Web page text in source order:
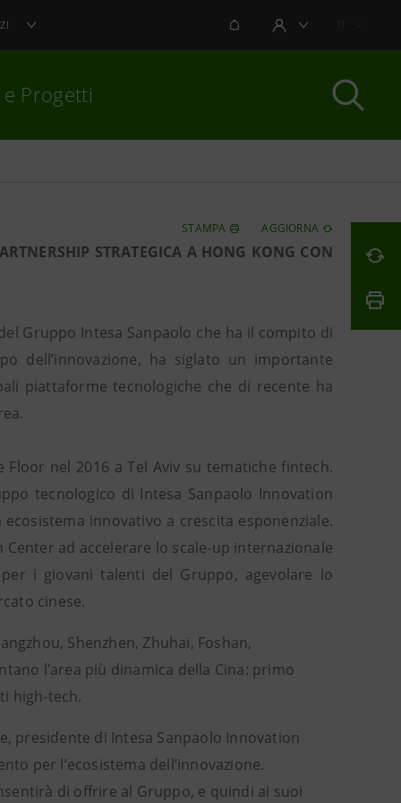
NOTIFICHEAREA UTENTE
e Progetti
STAMPA AGGIORNA
STRATEGICA A HONG KONG CON
Gruppo Intesa Sanpaolo che ha il compito di
dell’innovazione, ha siglato un importante
piattaforme tecnologiche che di recente ha
nel 2016 a Tel Aviv su tematiche fintech.
tecnologico di Intesa Sanpaolo Innovation
innovativo a crescita esponenziale.
ad accelerare lo scale-up internazionale
i giovani talenti del Gruppo, agevolare lo
cinese.
Shenzhen, Zhuhai, Foshan,
l’area più dinamica della Cina: primo
high-tech.
presidente di Intesa Sanpaolo Innovation
per l’ecosistema dell’innovazione.
di offrire al Gruppo, e quindi ai suoi